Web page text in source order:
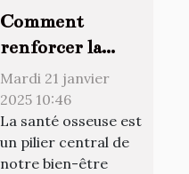
Comment
renforcer la
densité osseuse
avec des
suppléments
marins
Mardi 21 janvier
2025 10:46
La santé osseuse est
un pilier central de
notre bien-être